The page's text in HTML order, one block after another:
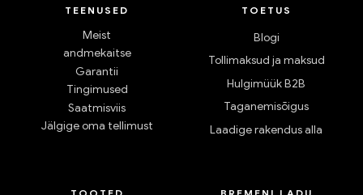
TEENUSED
Meist
andmekaitse
Garantii
Tingimused
Saatmisviis
Jälgige oma tellimust
TOETUS
Blogi
Tollimaksud ja maksud
Hulgimüük B2B
Taganemisõigus
Laadige rakendus alla